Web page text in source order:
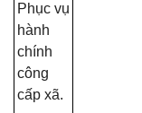
Phục vụ
hành
chính
công
cấp xã.